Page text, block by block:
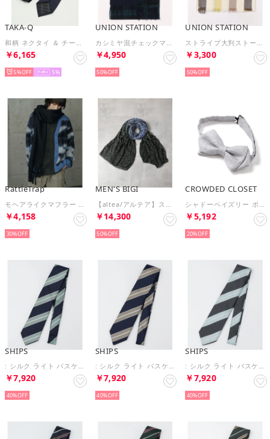
TAKA-Q
￥6,165
5% 5
UNION STATION
￥4,950
50%
UNION STATION
￥3,300
50%
RattleTrap
￥4,158
30%
MEN'S BIGI
￥14,300
50%
CROWDED CLOSET
￥5,192
20%
SHIPS
: シルク ライト バスケット レジメンタル ネクタイ （ネイビー）
￥7,920
40%
SHIPS
: シルク ライト バスケット レジメンタル ネクタイ （ダークブルー）
￥7,920
40%
SHIPS
: シルク ライト バスケット レジメンタル ネクタイ （ダークグレー）
￥7,920
40%